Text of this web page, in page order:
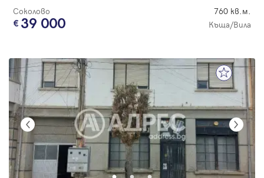
Соколово 760 кв.м.
39 000 Къща/Вила